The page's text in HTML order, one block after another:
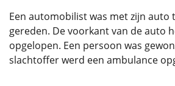
Een automobilist was met zijn auto
gereden. De voorkant van de auto
opgelopen. Een persoon was
slachtoffer werd een ambulance